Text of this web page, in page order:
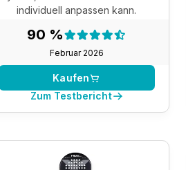
individuell anpassen kann.
90 %
Februar 2026
Testergebnis:
90 %
Kaufen
Zum Testbericht